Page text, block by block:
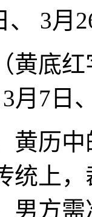
、 3月
黄底红
月7日
黄历
统上
男方